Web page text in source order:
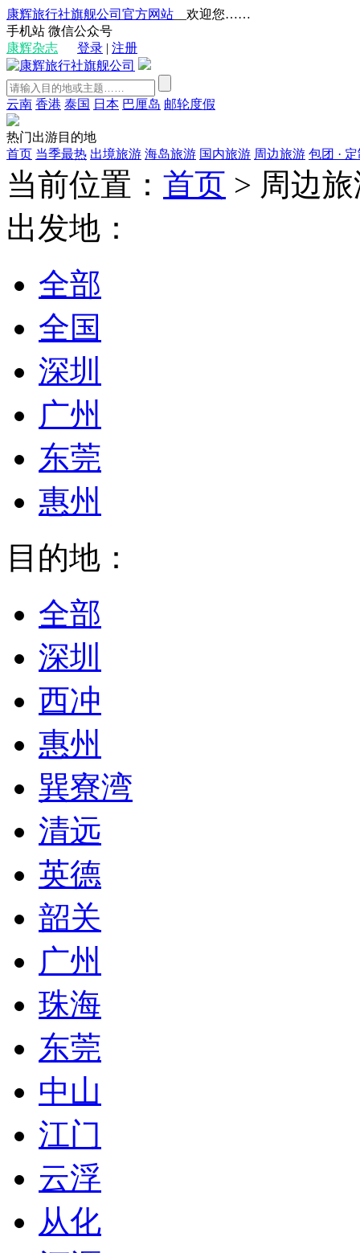
康辉旅行社旗舰公司官方网站 __欢迎您……
手机站 微信公众号
康辉杂志
登录 | 注册
云南 香港 泰国 日本 巴厘岛 邮轮度假
热门出游目的地
首页 当季最热 出境旅游 海岛旅游 国内旅游 周边旅游 包团 ·
当前位置： 首页 > 周边
出发地：
全部
全国
深圳
广州
东莞
惠州
目的地：
全部
深圳
西冲
惠州
巽寮湾
清远
英德
韶关
广州
珠海
东莞
中山
江门
云浮
从化